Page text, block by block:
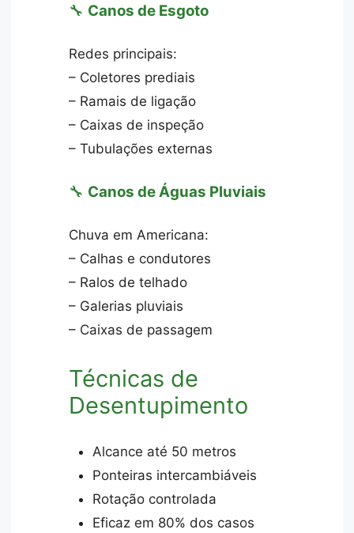
🔧 Canos de Esgoto
Redes principais:
– Coletores prediais
– Ramais de ligação
– Caixas de inspeção
– Tubulações externas
🔧 Canos de Águas Pluviais
Chuva em Americana:
– Calhas e condutores
– Ralos de telhado
– Galerias pluviais
– Caixas de passagem
Técnicas de
Desentupimento
Alcance até 50 metros
Ponteiras intercambiáveis
Rotação controlada
Eficaz em 80% dos casos